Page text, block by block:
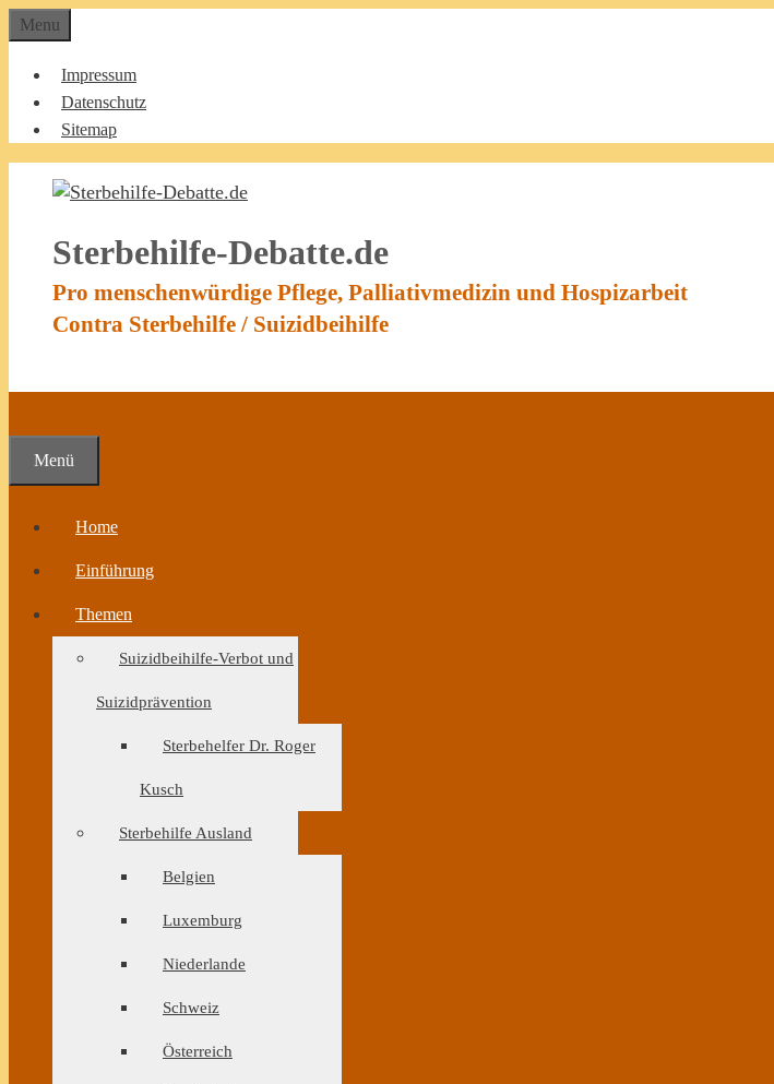
Zum
Inhalt
springen
Menu
Impressum
Datenschutz
Sitemap
Sterbehilfe-Debatte.de
Pro menschenwürdige Pflege, Palliativmedizin und Hospizarbeit
Contra Sterbehilfe / Suizidbeihilfe
Menü
Home
Einführung
Themen
Suizidbeihilfe-Verbot und
Suizidprävention
Sterbehelfer Dr. Roger
Kusch
Sterbehilfe Ausland
Belgien
Luxemburg
Niederlande
Schweiz
Österreich